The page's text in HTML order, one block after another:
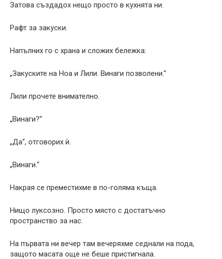
Затова създадох нещо просто в кухнята ни.
Рафт за закуски.
Напълних го с храна и сложих бележка:
„Закуските на Ноа и Лили. Винаги позволени.“
Лили прочете внимателно.
„Винаги?“
„Да“, отговорих ѝ.
„Винаги.“
Накрая се преместихме в по-голяма къща.
Нищо луксозно. Просто място с достатъчно
пространство за нас.
На първата ни вечер там вечеряхме седнали на пода,
защото масата още не беше пристигнала.